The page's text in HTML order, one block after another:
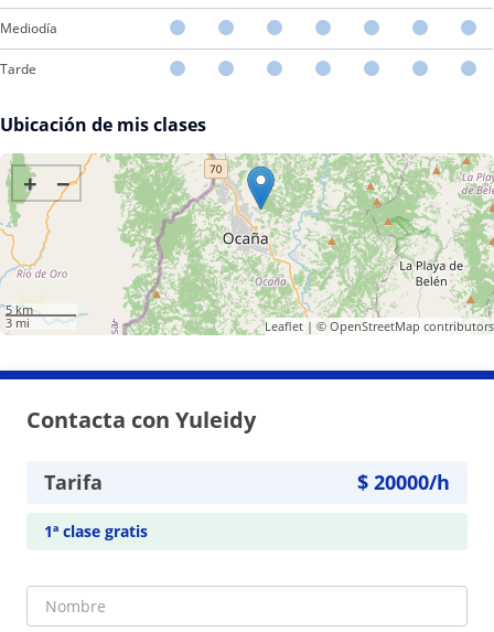
Mediodía
Tarde
Ubicación de mis clases
+ −
5 km
3 mi
Leaflet| © OpenStreetMap contributors
Contacta con Yuleidy
Tarifa $ 20000/h
1ª clase gratis